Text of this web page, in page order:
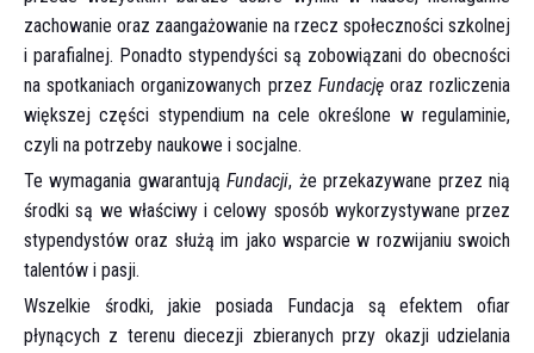
zachowa­nie oraz zaangażowanie na rzecz społeczności szkolnej
i parafialnej. Ponadto stypendyści są zobowiązani do obec­ności
na spotkaniach organizowanych przez Fundacjęoraz rozliczenia
większej części stypendium na cele określone w regulaminie,
czyli na potrzeby naukowe i socjalne.
Te wymagania gwarantująFundacji, że przekazywane przez nią
środki są we właściwy i celowy sposób wyko­rzystywane przez
stypendystów oraz służą im jako wspar­cie w rozwijaniu swoich
talentów i pasji.
Wszelkie środki, jakie posiada Fundacja są efektem ofiar
płynących z terenu diecezji zbieranych przy okazji udzielania